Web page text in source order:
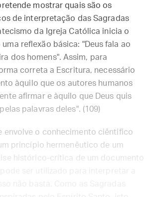
mostrar quais são os
de interpretação das Sagradas
da Igreja Católica inicia o
reflexão básica: "Deus fala ao
dos homens". Assim, para
correta a Escritura, necessário
àquilo que os autores humanos
afirmar e àquilo que Deus quis
palavras deles". (109)
envolve o conhecimento ciêntifico
princípio hermenêutico de um
histórico-crítica de um documento